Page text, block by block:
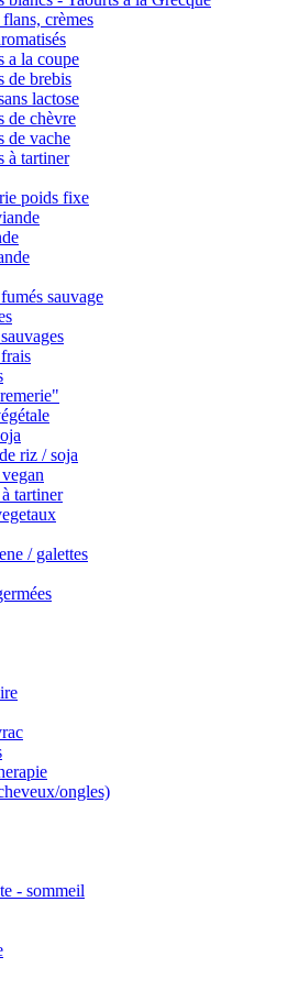
crèmes
a la coupe
de brebis
lactose
de chèvre
de vache
à tartiner
poids fixe
sauvage
riz / soja
tartiner
/ galettes
ongles)
- sommeil